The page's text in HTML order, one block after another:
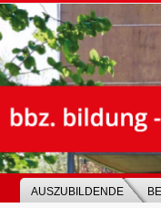
AUSZUBILDENDE